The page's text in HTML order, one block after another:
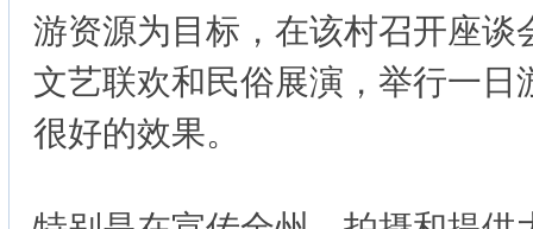
游资源为目标，在该村召开座谈
文艺联欢和民俗展演，举行一日
很好的效果。